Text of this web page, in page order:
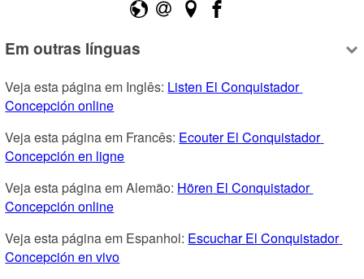
Em outras línguas
Veja esta página em Inglês: Listen El Conquistador
Concepción online
Veja esta página em Francês: Ecouter El Conquistador
Concepción en ligne
Veja esta página em Alemão: Hören El Conquistador
Concepción online
Veja esta página em Espanhol: Escuchar El Conquistador
Concepción en vivo